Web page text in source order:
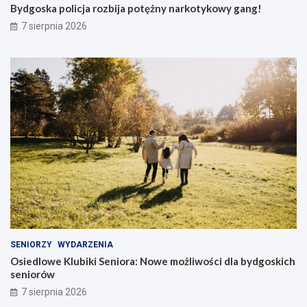
Bydgoska policja rozbija potężny narkotykowy gang!
7 sierpnia 2026
SENIORZY WYDARZENIA
Osiedlowe Klubiki Seniora: Nowe możliwości dla bydgoskich
seniorów
7 sierpnia 2026